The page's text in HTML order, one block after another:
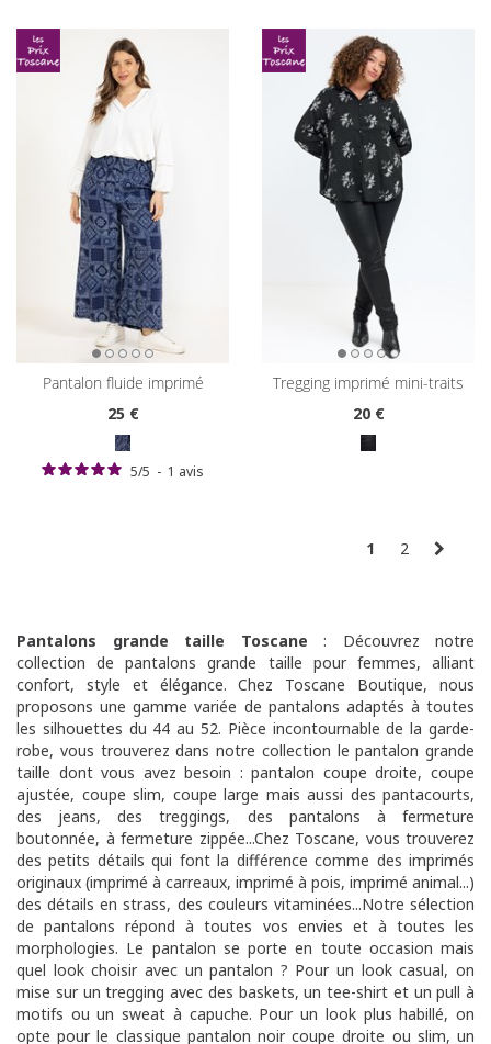
pantalon fluide imprimé
25€
5/5 - 1 avis
tregging imprimé mini-traits
20€
1 2
Pantalons grande taille Toscane : Découvrez notre
collection de pantalons grande taille pour femmes, alliant
confort, style et élégance. Chez Toscane Boutique, nous
proposons une gamme variée de pantalons adaptés à toutes
les silhouettes du 44 au 52. Pièce incontournable de la garde-
robe, vous trouverez dans notre collection le pantalon grande
taille dont vous avez besoin : pantalon coupe droite, coupe
ajustée, coupe slim, coupe large mais aussi des pantacourts,
des jeans, des treggings, des pantalons à fermeture
boutonnée, à fermeture zippée...Chez Toscane, vous trouverez
des petits détails qui font la différence comme des imprimés
originaux (imprimé à carreaux, imprimé à pois, imprimé animal...)
des détails en strass, des couleurs vitaminées...Notre sélection
de pantalons répond à toutes vos envies et à toutes les
morphologies. Le pantalon se porte en toute occasion mais
quel look choisir avec un pantalon ? Pour un look casual, on
mise sur un tregging avec des baskets, un tee-shirt et un pull à
motifs ou un sweat à capuche. Pour un look plus habillé, on
opte pour le classique pantalon noir coupe droite ou slim, un